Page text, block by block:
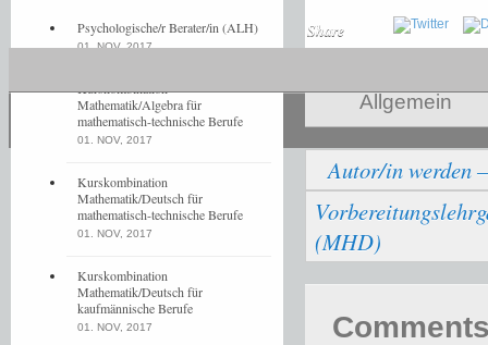
Share
Allgemein
Autor/in werden
(MHD)
Psychologische/r Berater/in (ALH)
01. NOV, 2017
Kurskombination
Mathematik/Algebra für
mathematisch-technische Berufe
01. NOV, 2017
Kurskombination
Mathematik/Deutsch für
mathematisch-technische Berufe
01. NOV, 2017
Kurskombination
Mathematik/Deutsch für
kaufmännische Berufe
01. NOV, 2017